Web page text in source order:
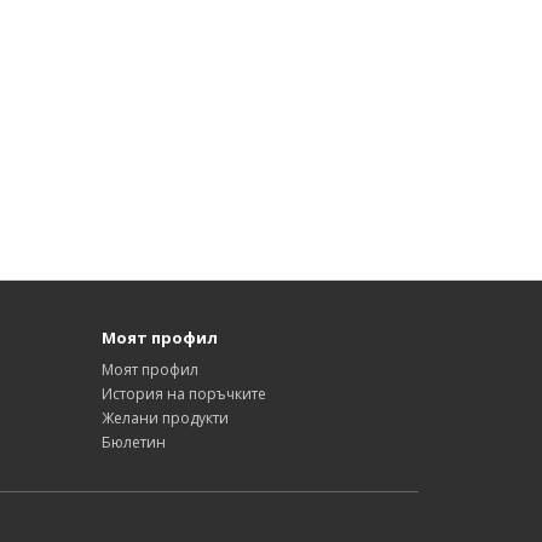
Моят профил
Моят профил
История на поръчките
Желани продукти
Бюлетин